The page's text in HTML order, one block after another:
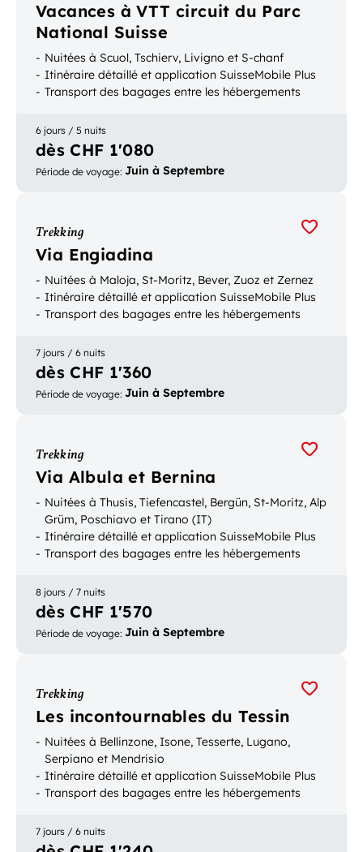
Vacances à VTT circuit du Parc
National Suisse
Nuitées à Scuol, Tschierv, Livigno et S-chanf
Itinéraire détaillé et application SuisseMobile Plus
Transport des bagages entre les hébergements
6 jours / 5 nuits
dès CHF 1'080
Période de voyage: Juin à Septembre
Trekking
Via Engiadina
Nuitées à Maloja, St-Moritz, Bever, Zuoz et Zernez
Itinéraire détaillé et application SuisseMobile Plus
Transport des bagages entre les hébergements
7 jours / 6 nuits
dès CHF 1'360
Période de voyage: Juin à Septembre
Trekking
Via Albula et Bernina
Nuitées à Thusis, Tiefencastel, Bergün, St-Moritz, Alp
Grüm, Poschiavo et Tirano (IT)
Itinéraire détaillé et application SuisseMobile Plus
Transport des bagages entre les hébergements
8 jours / 7 nuits
dès CHF 1'570
Période de voyage: Juin à Septembre
Trekking
Les incontournables du Tessin
Nuitées à Bellinzone, Isone, Tesserte, Lugano,
Serpiano et Mendrisio
Itinéraire détaillé et application SuisseMobile Plus
Transport des bagages entre les hébergements
7 jours / 6 nuits